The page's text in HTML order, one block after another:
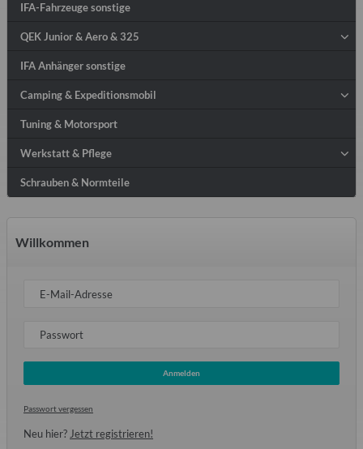
IFA-Fahrzeuge sonstige
QEK Junior & Aero & 325
IFA Anhänger sonstige
Camping & Expeditionsmobil
Tuning & Motorsport
Werkstatt & Pflege
Schrauben & Normteile
Willkommen
E-Mail-Adresse
Passwort
Anmelden
Passwort vergessen
Neu hier?Jetzt registrieren!